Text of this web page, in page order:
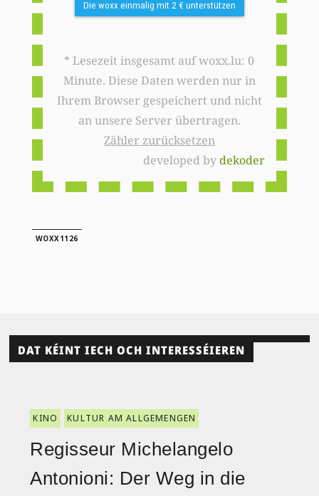
Die woxx einmalig mit 2 € unterstützen
* Lesezeit insgesamt auf woxx.lu: 0
Minute. Diese Daten werden nur in
Ihrem Browser gespeichert und nicht
an unsere Server übertragen.
Zähler zurücksetzen
developed bydekoder
WOXX1126
DAT KÉINT IECH OCH INTERESSÉIEREN
KINO KULTUR AM ALLGEMENGEN
Regisseur Michelangelo
Antonioni: Der Weg in die